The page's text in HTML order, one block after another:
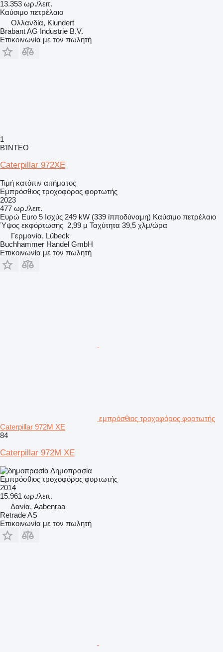
13.353 ωρ./λειτ.
Καύσιμο πετρέλαιο
Ολλανδία, Klundert
Brabant AG Industrie B.V.
Επικοινωνία με τον πωλητή
1
ΒΊΝΤΕΟ
Caterpillar 972XE
Τιμή κατόπιν αιτήματος
Εμπρόσθιος τροχοφόρος φορτωτής
2023
477 ωρ./λειτ.
Ευρώ Euro 5 Ισχύς 249 kW (339 ίπποδύναμη) Καύσιμο πετρέλαιο
Ύψος εκφόρτωσης 2,99 μ Ταχύτητα 39,5 χλμ/ώρα
Γερμανία, Lübeck
Buchhammer Handel GmbH
Επικοινωνία με τον πωλητή
εμπρόσθιος τροχοφόρος φορτωτής
Caterpillar 972M XE
84
Caterpillar 972M XE
Δημοπρασία
Εμπρόσθιος τροχοφόρος φορτωτής
2014
15.961 ωρ./λειτ.
Δανία, Aabenraa
Retrade AS
Επικοινωνία με τον πωλητή